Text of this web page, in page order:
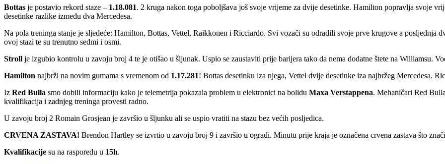
Bottas je postavio rekord staze – 1.18.081. 2 kruga nakon toga poboljšava još svoje vrijeme za dvije desetinke. Hamilton popravlja svoje
desetinke razlike između dva Mercedesa.
Na pola treninga stanje je sljedeće: Hamilton, Bottas, Vettel, Raikkonen i Ricciardo. Svi vozači su odradili svoje prve krugove a posljednja
ovoj stazi te su trenutno sedmi i osmi.
Stroll je izgubio kontrolu u zavoju broj 4 te je otišao u šljunak. Uspio se zaustaviti prije barijera tako da nema dodatne štete na Williamsu.
Hamilton najbrži na novim gumama s vremenom od 1.17.281! Bottas desetinku iza njega, Vettel dvije desetinke iza najbržeg Mercedesa.
Iz Red Bulla smo dobili informaciju kako je telemetrija pokazala problem u elektronici na bolidu Maxa Verstappena. Mehaničari Red
kvalifikacija i zadnjeg treninga provesti radno.
U zavoju broj 2 Romain Grosjean je završio u šljunku ali se uspio vratiti na stazu bez većih posljedica.
CRVENA ZASTAVA! Brendon Hartley se izvrtio u zavoju broj 9 i završio u ogradi. Minutu prije kraja je označena crvena zastava što
Kvalifikacije su na rasporedu u 15h.